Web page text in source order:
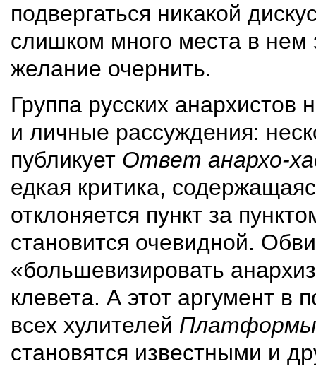
подвергаться никакой
слишком много места в нем
желание очернить.
Группа русских анархистов
и личные рассуждения:
публикует Ответ анархо-
едкая критика,
отклоняется пункт за
становится очевидной.
«большевизировать
клевета. А этот аргумент
всех хулителей Платформы
становятся известными и